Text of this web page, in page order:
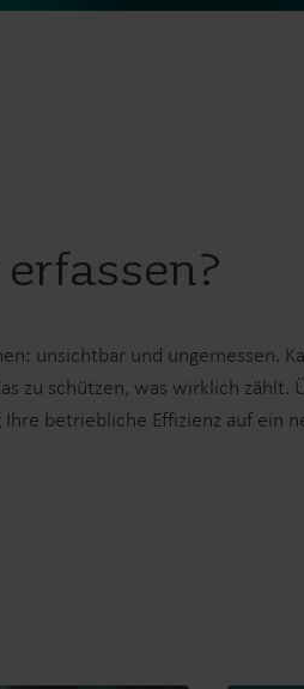
Bereich
und
Finden Sie
unsichtbar und ungemessen.
zu schützen, was wirklich zählt.
betriebliche Effizienz auf ein